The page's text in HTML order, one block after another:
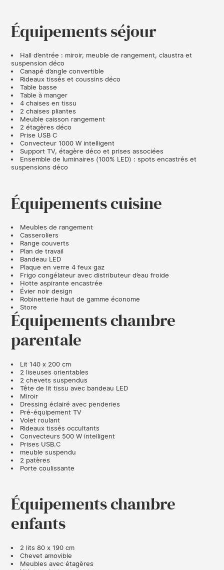
Équipements séjour
Hall d’entrée : miroir, meuble de rangement, claustra et
suspension déco
Canapé d’angle convertible
Rideaux tissés et coussins déco
Table basse
Table à manger
4 chaises en tissu
2 chaises pliantes
Meuble caisson rangement
2 étagères déco
Prise USB C
Convecteur 1000 W intelligent
Support TV, étagère déco et prises associées
Ensemble de luminaires (100% LED) : spots encastrés et
suspensions déco
Équipements cuisine
Meubles de rangement
Casseroliers
Range couverts
Plan de travail
Bandeau LED
Plaque en verre 4 feux gaz
Frigo congélateur avec distributeur d’eau froide
Hotte aspirante encastrée
Évier noir design
Robinetterie haut de gamme économe
Store
Équipements chambre
parentale
Lit 140 x 200 cm
2 liseuses orientables
2 chevets suspendus
Tête de lit tissu avec bandeau LED
Miroir
Dressing éclairé avec penderies
Pré-équipement TV
Volet roulant
Rideaux tissés occultants
Convecteurs 500 W intelligent
Prises USB.C
meuble suspendu
2 patères
Porte coulissante
Équipements chambre
enfants
2 lits 80 x 190 cm
Chevet amovible
Meubles avec étagères